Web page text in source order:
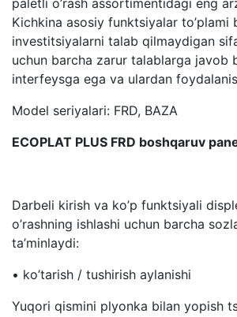
paletli o’rash assortimentidagi eng
Kichkina asosiy funktsiyalar to’plami
investitsiyalarni talab qilmaydigan
uchun barcha zarur talablarga javob
interfeysga ega va ulardan
Model seriyalari: FRD, BAZA
ECOPLAT PLUS FRD boshqaruv
Darbeli kirish va ko’p funktsiyali
o’rashning ishlashi uchun barcha
ta’minlaydi:
• ko’tarish / tushirish aylanishi
Yuqori qismini plyonka bilan yopish